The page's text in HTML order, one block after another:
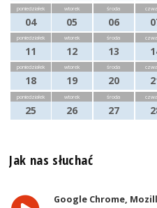
poniedziałek
04
wtorek
05
środa
06
poniedziałek
11
wtorek
12
środa
13
poniedziałek
18
wtorek
19
środa
20
poniedziałek
25
wtorek
26
środa
27
Jak nas słuchać
Google Chrome,